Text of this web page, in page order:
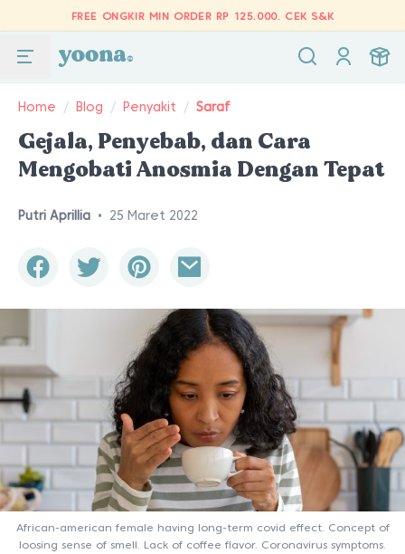
FREE ONGKIR MIN ORDER RP 125.000. CEK S&K
Home / Blog / Penyakit / Saraf
Gejala, Penyebab, dan Cara
Mengobati Anosmia Dengan Tepat
Putri Aprillia • 25 Maret 2022
African-american female having long-term covid effect. Concept of
loosing sense of smell. Lack of coffee flavor. Coronavirus symptoms.